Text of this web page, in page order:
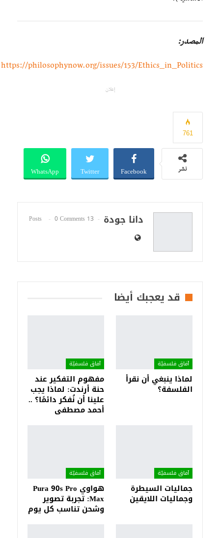
المصدر:
https://philosophynow.org/issues/153/Ethics_in_Politics
إعلان
761
نشر Facebook
Twitter
WhatsApp
دانا جودة 13 Posts
0 Comments
قد يعجبك أيضا
آفاق فلسفيّة‎
لماذا ينبغي أن نقرأ
الفلسفة؟
آفاق فلسفيّة‎
مفهوم التفكير عند
حنة أرندت: لماذا يجب
علينا أن نُفكر دائمًا؟ ..
أحمد مصطفى
آفاق فلسفيّة‎
جماليات السيطرة
وجماليات اللايقين
آفاق فلسفيّة‎
هواوي Pura 90s Pro
Max: تجربة تصوير
وشحن تناسب كل يوم